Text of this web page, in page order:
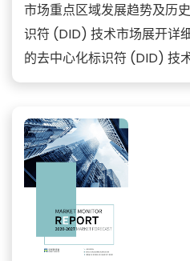
市场重点区域发展趋势及历
识符 (DID) 技术市场展开详
的去中心化标识符 (DID) 技